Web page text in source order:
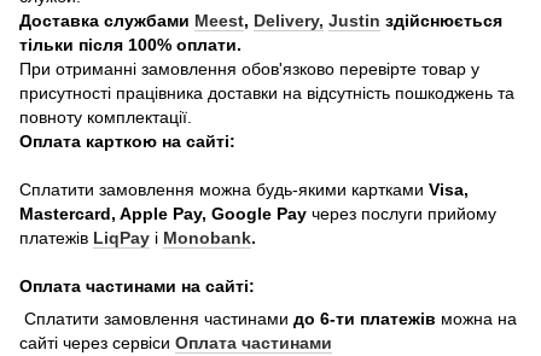
Доставка службами Meest, Delivery, Justin здійснюється
тільки після 100% оплати.
При отриманні замовлення обов'язково перевірте товар у
присутності працівника доставки на відсутність пошкоджень та
повноту комплектації.
Оплата карткою на сайті:
Сплатити замовлення можна будь-якими картками Visa,
Mastercard, Apple Pay, Google Pay через послуги прийому
платежів LiqPay і Monobank.
Оплата частинами на сайті:
Сплатити замовлення частинами до 6-ти платежів можна на
сайті через сервіси Оплата частинами